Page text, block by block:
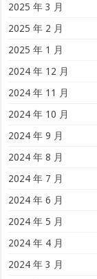
2025 年 3 月
2025 年 2 月
2025 年 1 月
2024 年 12 月
2024 年 11 月
2024 年 10 月
2024 年 9 月
2024 年 8 月
2024 年 7 月
2024 年 6 月
2024 年 5 月
2024 年 4 月
2024 年 3 月